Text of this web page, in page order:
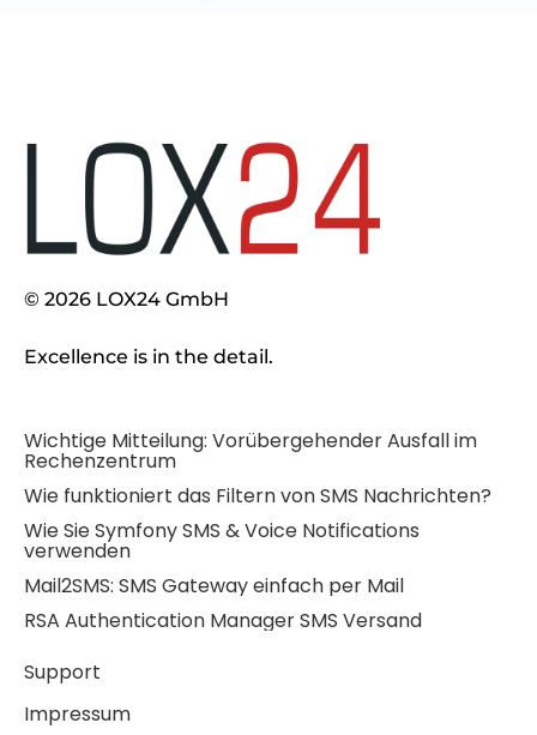
© 2026 LOX24 GmbH
Excellence is in the detail.
Wichtige Mitteilung: Vorübergehender Ausfall im
Rechenzentrum
Wie funktioniert das Filtern von SMS Nachrichten?
Wie Sie Symfony SMS & Voice Notifications
verwenden
Mail2SMS: SMS Gateway einfach per Mail
RSA Authentication Manager SMS Versand
Support
Impressum